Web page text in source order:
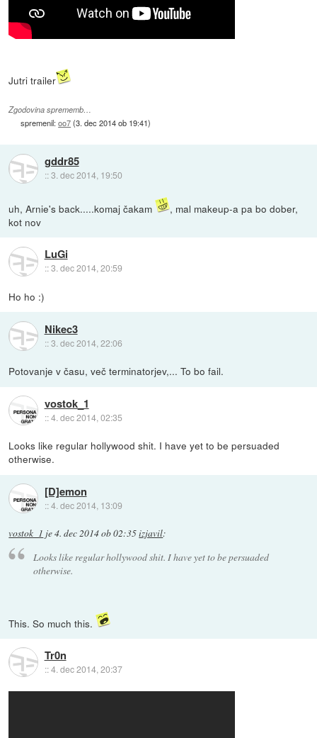
Jutri trailer
Zgodovina sprememb…
spremenil:oo7(3. dec 2014 ob 19:41)
gddr85
::3. dec 2014, 19:50
uh, Arnie's back.....komaj čakam
, mal makeup-a pa bo dober,
kot nov
LuGi
::3. dec 2014, 20:59
Ho ho :)
Nikec3
::3. dec 2014, 22:06
Potovanje v času, več terminatorjev,... To bo fail.
vostok_1
::4. dec 2014, 02:35
Looks like regular hollywood shit. I have yet to be persuaded
otherwise.
[D]emon
::4. dec 2014, 13:09
vostok_1 je4. dec 2014 ob 02:35izjavil:
Looks like regular hollywood shit. I have yet to be persuaded
otherwise.
This. So much this.
Tr0n
::4. dec 2014, 20:37